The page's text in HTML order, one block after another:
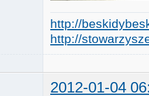
http://
http://
2012-01-04